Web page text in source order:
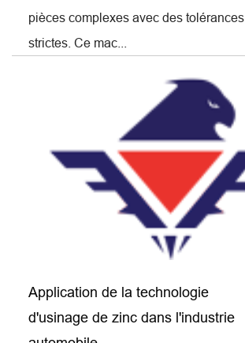
pièces complexes avec des tolérances
strictes. Ce mac...
Application de la technologie
d'usinage de zinc dans l'industrie